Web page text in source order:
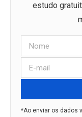
estudo
*Ao enviar os dados